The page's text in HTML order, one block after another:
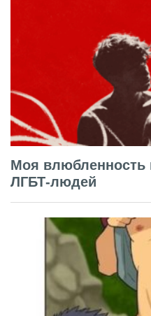
Моя влюбленность
ЛГБТ-людей